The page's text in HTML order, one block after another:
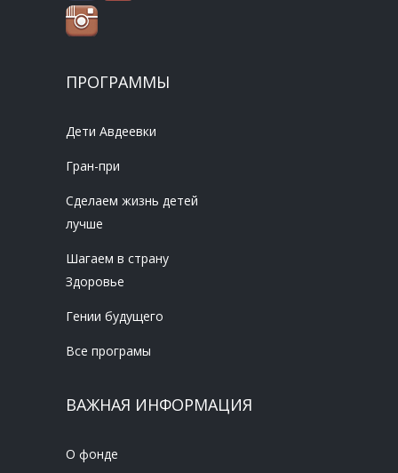
ПРОГРАММЫ
Дети Авдеевки
Гран-при
Сделаем жизнь детей
лучше
Шагаем в страну
Здоровье
Гении будущего
Все програмы
ВАЖНАЯ ИНФОРМАЦИЯ
О фонде